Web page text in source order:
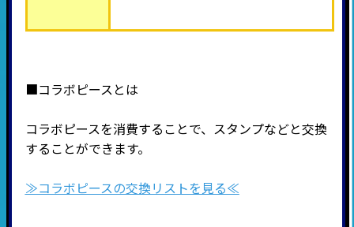
■コラボピースとは
コラボピースを消費することで、スタンプなどと交換
することができます。
≫コラボピースの交換リストを見る≪